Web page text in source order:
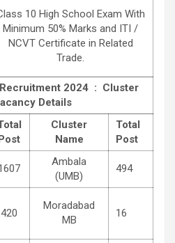
10 High School Exam With
Minimum 50% Marks and ITI /
NCVT Certificate in Related
Trade.
2024 : Cluster
Details
Cluster
Name
Total
Post
Ambala
(UMB)
494
420
Moradabad
MB
16